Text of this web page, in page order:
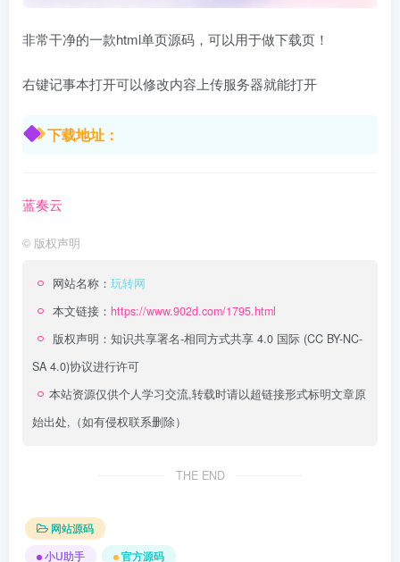
非常干净的一款html单页源码，可以用于做下载页！
右键记事本打开可以修改内容上传服务器就能打开
下载地址：
蓝奏云
© 版权声明
网站名称： 玩转网
本文链接： https://www.902d.com/1795.html
版权声明： 知识共享署名-相同方式共享 4.0 国际 (CC BY-NC-
SA 4.0)协议进行许可
本站资源仅供个人学习交流,转载时请以超链接形式标明文章原
始出处,（如有侵权联系删除）
THE END
网站源码
小U助手
官方源码